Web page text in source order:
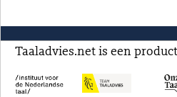
Taaladvies.net is een